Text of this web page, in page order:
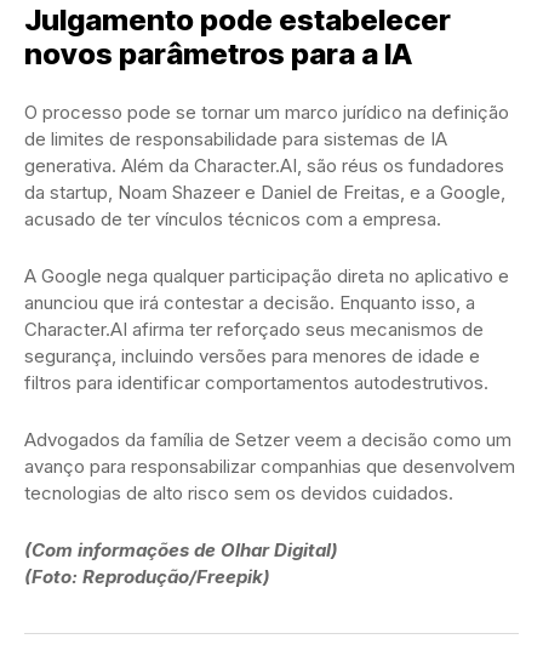
Julgamento pode estabelecer
novos parâmetros para a IA
O processo pode se tornar um marco jurídico na definição
de limites de responsabilidade para sistemas de IA
generativa. Além da Character.AI, são réus os fundadores
da startup, Noam Shazeer e Daniel de Freitas, e a Google,
acusado de ter vínculos técnicos com a empresa.
A Google nega qualquer participação direta no aplicativo e
anunciou que irá contestar a decisão. Enquanto isso, a
Character.AI afirma ter reforçado seus mecanismos de
segurança, incluindo versões para menores de idade e
filtros para identificar comportamentos autodestrutivos.
Advogados da família de Setzer veem a decisão como um
avanço para responsabilizar companhias que desenvolvem
tecnologias de alto risco sem os devidos cuidados.
(Com informações de Olhar Digital)
(Foto: Reprodução/Freepik)